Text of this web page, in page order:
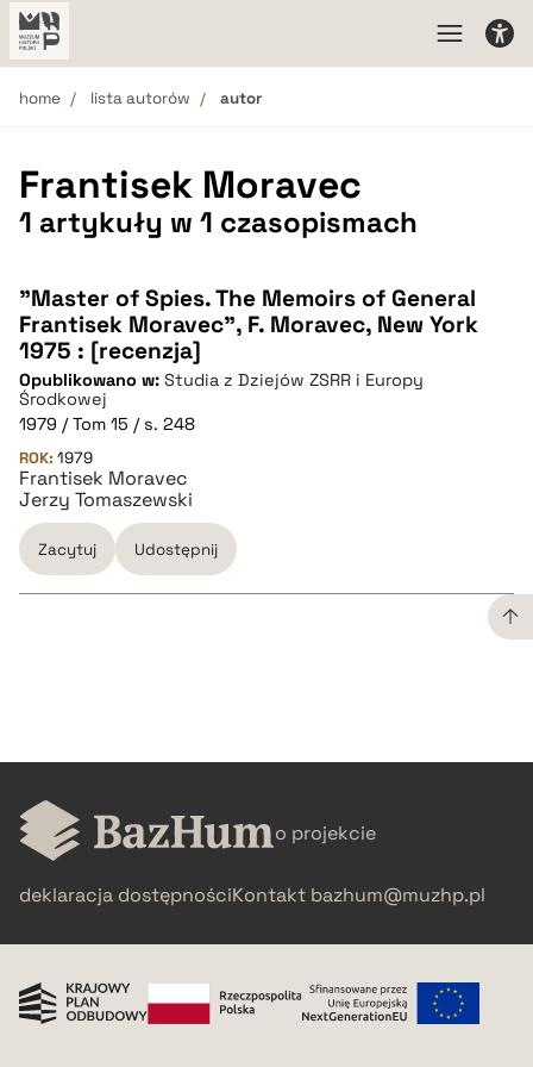
home lista autorów autor
Frantisek Moravec
1 artykuły w 1 czasopismach
"Master of Spies. The Memoirs of General
Frantisek Moravec", F. Moravec, New York
1975 : [recenzja]
Opublikowano w: Studia z Dziejów ZSRR i Europy
Środkowej
1979 / Tom 15 / s. 248
ROK: 1979
Frantisek Moravec
Jerzy Tomaszewski
Zacytuj Udostępnij
BIBTEX
o projekcie
deklaracja dostępnościKontakt bazhum@muzhp.pl